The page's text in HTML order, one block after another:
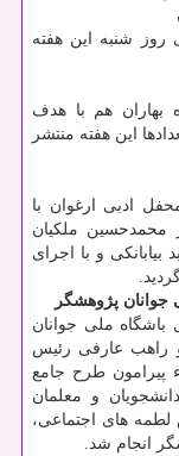
روز شنبه این هفته
بهاران هم با هدف
این هفته منتشر
ادبی ارغوان با
محمدحسین ملکیان
بیابانکی و با اجرای
پژوهشگر
ملی جوانان
راهب عارفی رئیس
پیرامون طرح جامع
و معلمان
های اجتماعی،